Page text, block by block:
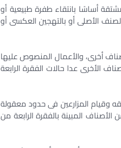
أساسًا بانتقاء طفرة طبيعية أو
الأصلى أو بالتهجين العكسى أو
أخرى، والأعمال المنصوص عليها
اتصلت بتلك الأصناف الأخرى عدا حالات الفقرة الرابعة
وقيام المزارعين فى حدود معقولة
المبينة بالفقرة الرابعة من